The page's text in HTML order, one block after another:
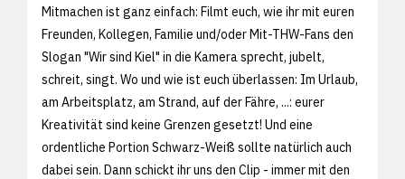
Mitmachen ist ganz einfach: Filmt euch, wie ihr mit euren
Freunden, Kollegen, Familie und/oder Mit-THW-Fans den
Slogan "Wir sind Kiel" in die Kamera sprecht, jubelt,
schreit, singt. Wo und wie ist euch überlassen: Im Urlaub,
am Arbeitsplatz, am Strand, auf der Fähre, ...: eurer
Kreativität sind keine Grenzen gesetzt! Und eine
ordentliche Portion Schwarz-Weiß sollte natürlich auch
dabei sein. Dann schickt ihr uns den Clip - immer mit den